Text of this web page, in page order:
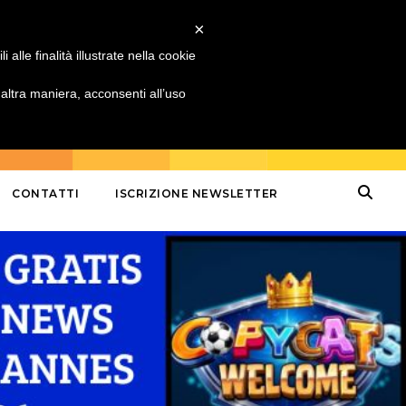
CONTATTI ISCRIZIONE NEWSLETTER
×
alle finalità illustrate nella cookie
maniera, acconsenti all’uso